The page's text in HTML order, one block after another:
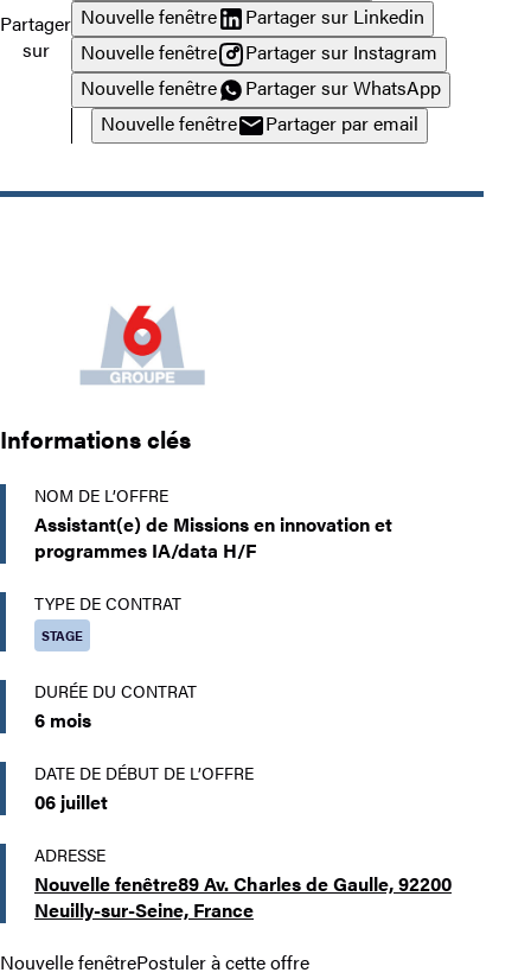
Partager
sur
Nouvelle fenêtre
Partager sur Linkedin
Nouvelle fenêtre
Partager sur Instagram
Nouvelle fenêtre
Partager sur WhatsApp
Nouvelle fenêtre
Partager par email
Informations clés
NOM DE L’OFFRE
Assistant(e) de Missions en innovation et
programmes IA/data H/F
TYPE DE CONTRAT
STAGE
DURÉE DU CONTRAT
6 mois
DATE DE DÉBUT DE L’OFFRE
06 juillet
ADRESSE
Nouvelle fenêtre89 Av. Charles de Gaulle, 92200
Neuilly-sur-Seine, France
Nouvelle fenêtrePostuler à cette offre